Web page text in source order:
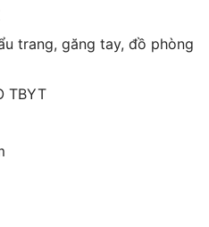
trang, găng tay, đồ phòng
TBYT